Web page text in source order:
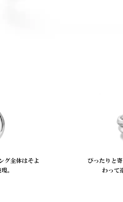
グ全体はそよ
。
ぴったりと
わって